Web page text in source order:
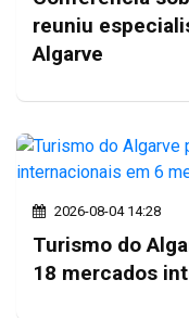
reuniu
Algarve
2026-08-04 14:28
Turismo do
18 mercados